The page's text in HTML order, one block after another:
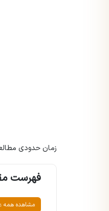
زمان حدودی مطالعه : 12 دقیقه و
فهرست
مشاهده همه